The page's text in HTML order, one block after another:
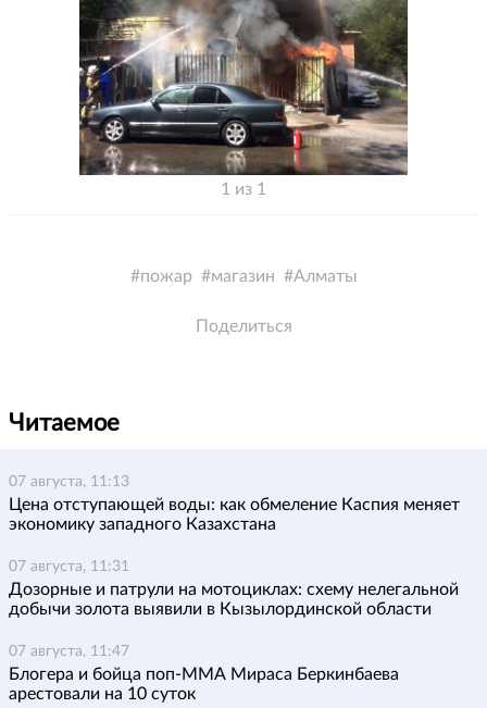
1 из 1
пожар магазин Алматы
Поделиться
Читаемое
07 августа, 11:13
Цена отступающей воды: как обмеление Каспия меняет
экономику западного Казахстана
07 августа, 11:31
Дозорные и патрули на мотоциклах: схему нелегальной
добычи золота выявили в Кызылординской области
07 августа, 11:47
Блогера и бойца поп-ММА Мираса Беркинбаева
арестовали на 10 суток